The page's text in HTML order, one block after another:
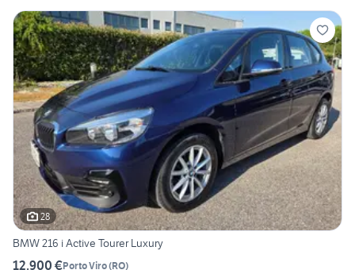
28
BMW 216 i Active Tourer Luxury
12.900 €Porto Viro(RO)